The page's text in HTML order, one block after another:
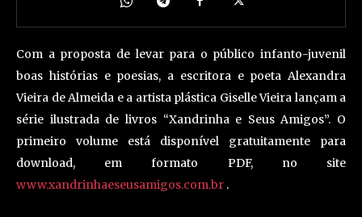
Com a proposta de levar para o público infanto-juvenil
boas histórias e poesias, a escritora e poeta Alexandra
Vieira de Almeida e a artista plástica Giselle Vieira lançam a
série ilustrada de livros “Xandrinha e Seus Amigos”. O
primeiro volume está disponível gratuitamente para
download, em formato PDF, no site
www.xandrinhaeseusamigos.com.br .